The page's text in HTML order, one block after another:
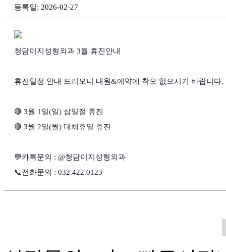
등록일: 2026-02-27
청담이지성형외과 3월 휴진안내
휴진일정 안내 드리오니 내원&예약에 착오 없으시기 바랍니다.
🔴 3월 1일(일) 삼일절 휴진
🔴 3월 2일(월) 대체휴일 휴진
💬카톡문의 : @청담이지성형외과
📞전화문의 : 032.422.0123